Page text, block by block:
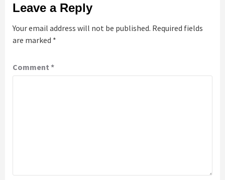
Leave a Reply
Your email address will not be published. Required fields
are marked *
Comment *